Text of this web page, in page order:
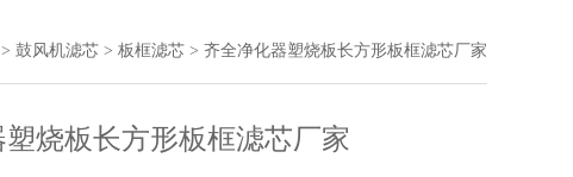
> 鼓风机滤芯 > 板框滤芯 > 齐全净化器塑烧板长方形板框滤芯厂家
塑烧板长方形板框滤芯厂家